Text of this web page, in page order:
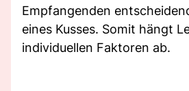
Empfangenden
eines Kusses. Somit hängt
individuellen Faktoren ab.